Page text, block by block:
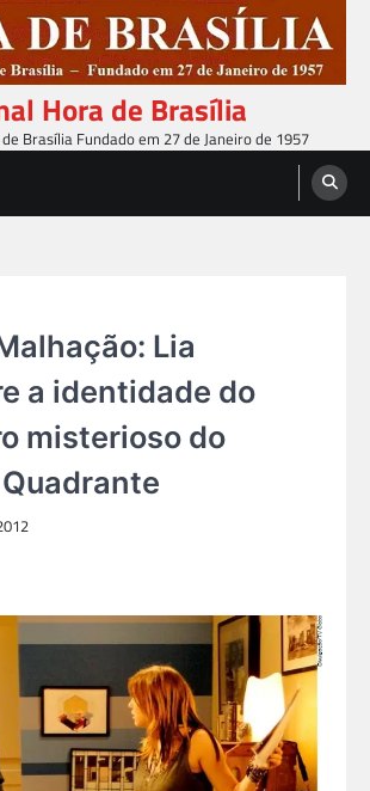
Hora de Brasília
Brasília Fundado em 27 de Janeiro de 1957
Lia
a identidade do
misterioso do